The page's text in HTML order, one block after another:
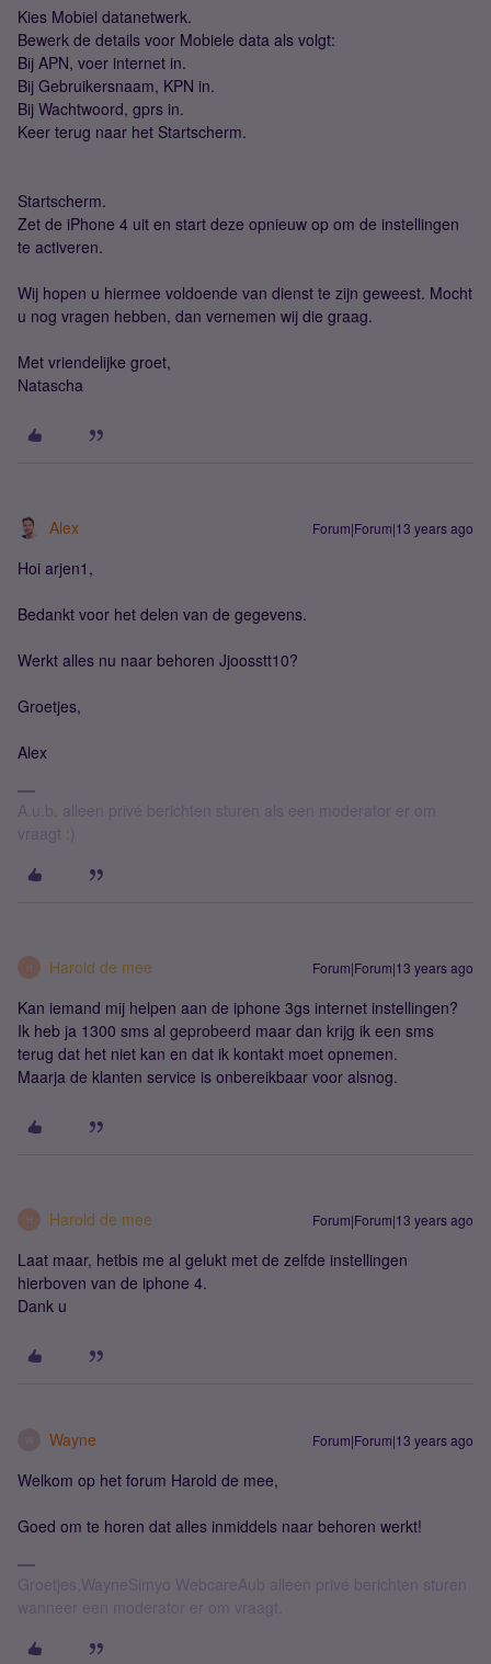
Kies Mobiel datanetwerk.
Bewerk de details voor Mobiele data als volgt:
Bij APN, voer internet in.
Bij Gebruikersnaam, KPN in.
Bij Wachtwoord, gprs in.
Keer terug naar het Startscherm.
Startscherm.
Zet de iPhone 4 uit en start deze opnieuw op om de instellingen
te activeren.
Wij hopen u hiermee voldoende van dienst te zijn geweest. Mocht
u nog vragen hebben, dan vernemen wij die graag.
Met vriendelijke groet,
Natascha
Alex Forum|Forum|13 years ago
Hoi arjen1,
Bedankt voor het delen van de gegevens.
Werkt alles nu naar behoren Jjoosstt10?
Groetjes,
Alex
A.u.b. alleen privé berichten sturen als een moderator er om
vraagt :)
H Harold de mee Forum|Forum|13 years ago
Kan iemand mij helpen aan de iphone 3gs internet instellingen?
Ik heb ja 1300 sms al geprobeerd maar dan krijg ik een sms
terug dat het niet kan en dat ik kontakt moet opnemen.
Maarja de klanten service is onbereikbaar voor alsnog.
H Harold de mee Forum|Forum|13 years ago
Laat maar, hetbis me al gelukt met de zelfde instellingen
hierboven van de iphone 4.
Dank u
Wayne Forum|Forum|13 years ago
Welkom op het forum Harold de mee,
Goed om te horen dat alles inmiddels naar behoren werkt!
Groetjes,WayneSimyo WebcareAub alleen privé berichten sturen
wanneer een moderator er om vraagt.